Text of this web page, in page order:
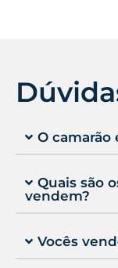
O camarão
Quais são
vendem?
Vocês